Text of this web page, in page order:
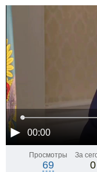
00:00
Просмотры
69
За
0